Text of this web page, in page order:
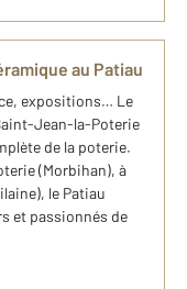
au Patiau
expositions… Le
Jean-la-Poterie
de la poterie.
(Morbihan), à
le Patiau
et passionnés de